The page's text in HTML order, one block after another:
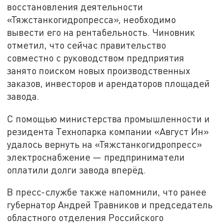
восстановления деятельности
«Тяжстанкогидропресса», необходимо
вывести его на рентабельность. Чиновник
отметил, что сейчас правительство
совместно с руководством предприятия
занято поиском новых производственных
заказов, инвесторов и арендаторов площадей
завода.
С помощью министерства промышленности и
резидента Технопарка компании «Август Ин»
удалось вернуть на «Тяжстанкогидропресс»
электроснабжение — предприниматели
оплатили долги завода вперёд.
В пресс-службе также напомнили, что ранее
губернатор Андрей Травников и председатель
областного отделения Российского